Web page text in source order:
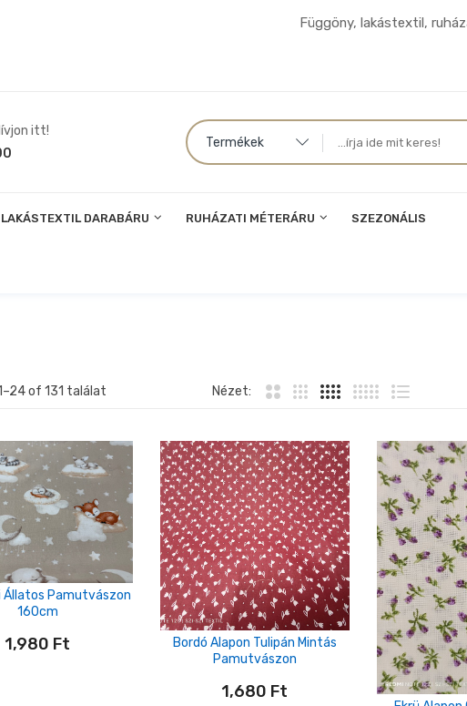
Függöny, lakástextil,
itt!
Termékek
LAKÁSTEXTIL DARABÁRU RUHÁZATI MÉTERÁRU SZEZONÁLIS
24of 131 találat Nézet:
Állatos Pamutvászon
160cm
1,980 Ft
Bordó Alapon Tulipán Mintás
Pamutvászon
1,680 Ft